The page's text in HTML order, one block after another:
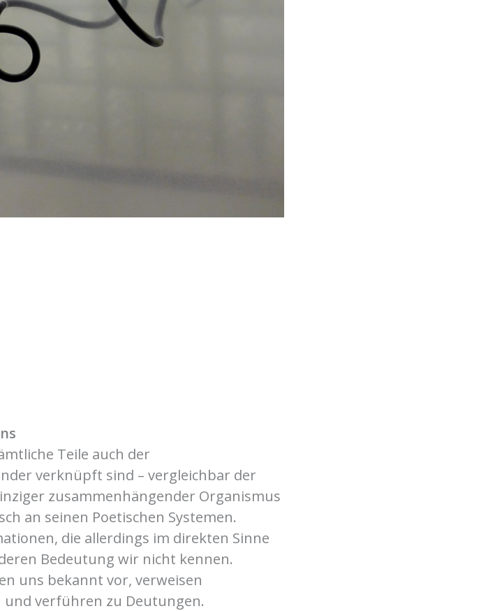
Teile auch der
verknüpft sind – vergleichbar der
zusammenhängender Organismus
an seinen Poetischen Systemen.
die allerdings im direkten Sinne
Bedeutung wir nicht kennen.
uns bekannt vor, verweisen
verführen zu Deutungen.